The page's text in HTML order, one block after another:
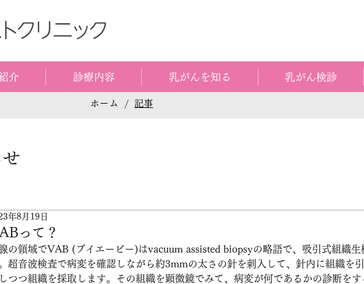
介 診療内容 乳がんを知る 乳がん検診
ホーム / 記事
って？
年8月19日
の領域でVAB (ブイエービー)はvacuum assisted biopsyの略語で、吸引式組織生
超音波検査で病変を確認しながら約3mmの太さの針を刺入して、針内に組織を
つつ組織を採取します。その組織を顕微鏡でみて、病変が何であるかの診断を